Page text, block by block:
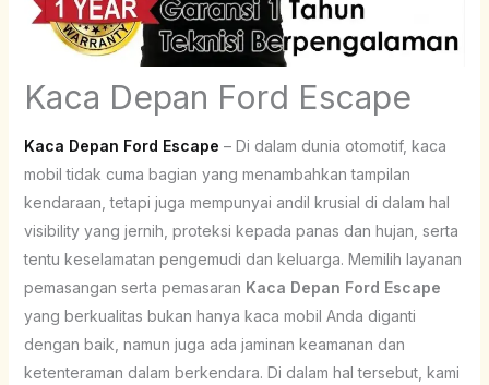
Kaca Depan Ford Escape
Kaca Depan Ford Escape – Di dalam dunia otomotif, kaca
mobil tidak cuma bagian yang menambahkan tampilan
kendaraan, tetapi juga mempunyai andil krusial di dalam hal
visibility yang jernih, proteksi kepada panas dan hujan, serta
tentu keselamatan pengemudi dan keluarga. Memilih layanan
pemasangan serta pemasaran Kaca Depan Ford Escape
yang berkualitas bukan hanya kaca mobil Anda diganti
dengan baik, namun juga ada jaminan keamanan dan
ketenteraman dalam berkendara. Di dalam hal tersebut, kami